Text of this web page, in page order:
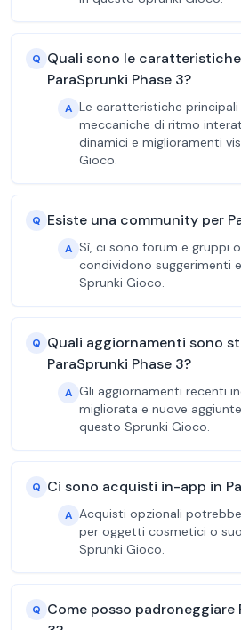
Q Quali sono le
ParaSprunki Phase 3?
A Le caratteristiche
meccaniche di ritmo
dinamici e miglioramenti
Gioco.
Q Esiste una community per
A Sì, ci sono forum e gruppi
condividono suggerimenti
Sprunki Gioco.
Q Quali aggiornamenti sono
ParaSprunki Phase 3?
A Gli aggiornamenti recenti
migliorata e nuove
questo Sprunki Gioco.
Q Ci sono acquisti in-app in
A Acquisti opzionali
per oggetti cosmetici o
Sprunki Gioco.
Q Come posso padroneggiare